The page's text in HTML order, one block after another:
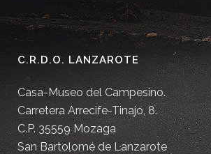
C.R.D.O. LANZAROTE
Casa-Museo del Campesino.
Carretera Arrecife-Tinajo, 8.
C.P. 35559 Mozaga
San Bartolomé de Lanzarote